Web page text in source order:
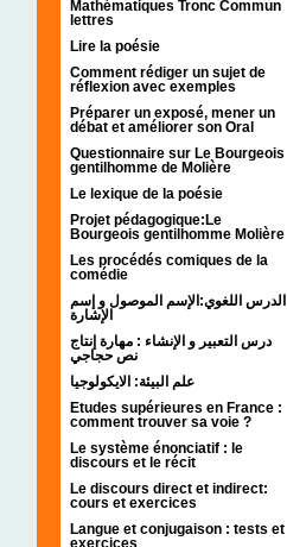
Mathématiques Tronc Commun
lettres
Lire la poésie
Comment rédiger un sujet de
réflexion avec exemples
Préparer un exposé, mener un
débat et améliorer son Oral
Questionnaire sur Le Bourgeois
gentilhomme de Molière
Le lexique de la poésie
Projet pédagogique:Le
Bourgeois gentilhomme Molière
Les procédés comiques de la
comédie
الدرس اللغوي:الإسم الموصول و إسم
الإشارة
درس التعبير و الإنشاء : مهارة إنتاج
نص حجاجي
علم البيئة: الايكولوجيا
Etudes supérieures en France :
comment trouver sa voie ?
Le système énonciatif : le
discours et le récit
Le discours direct et indirect:
cours et exercices
Langue et conjugaison : tests et
exercices